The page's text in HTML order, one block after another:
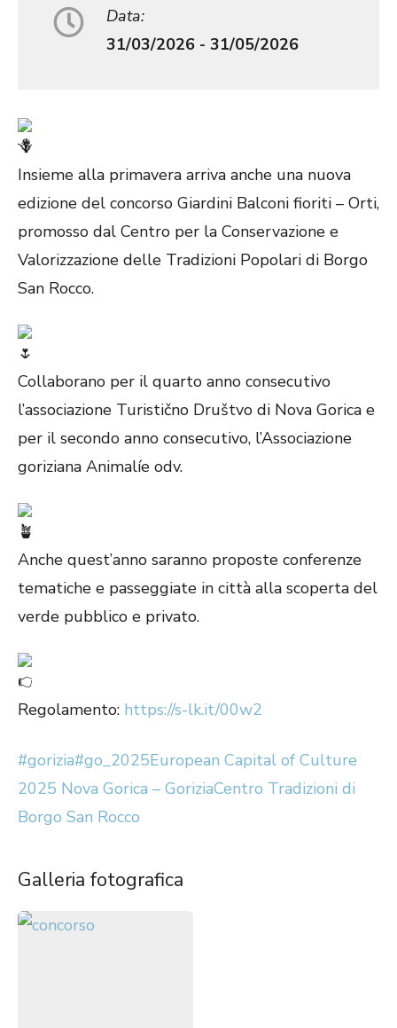
Data:
31/03/2026 - 31/05/2026
Insieme alla primavera arriva anche una nuova
edizione del concorso Giardini Balconi fioriti – Orti,
promosso dal Centro per la Conservazione e
Valorizzazione delle Tradizioni Popolari di Borgo
San Rocco.
Collaborano per il quarto anno consecutivo
l’associazione Turistično Društvo di Nova Gorica e
per il secondo anno consecutivo, l’Associazione
goriziana Animalíe odv.
Anche quest’anno saranno proposte conferenze
tematiche e passeggiate in città alla scoperta del
verde pubblico e privato.
Regolamento: https://s-lk.it/00w2
#gorizia#go_2025European Capital of Culture
2025 Nova Gorica – GoriziaCentro Tradizioni di
Borgo San Rocco
Galleria fotografica